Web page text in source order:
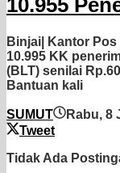
Binjai| Kantor
10.995 KK
(BLT) senilai
Bantuan kali
SUMUT Rabu, 8
Tweet
Tidak Ada